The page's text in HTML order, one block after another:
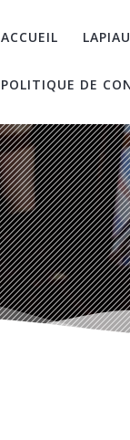
ACCUEIL
POLITIQUE DE